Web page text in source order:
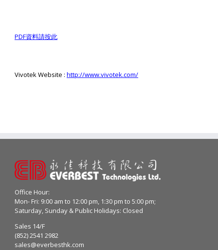
PDF資料請按此
Vivotek Website : http://www.vivotek.com/
Office Hour:
Mon- Fri: 9:00 am to 12:00 pm, 1:30 pm to 5:00 pm;
Saturday, Sunday & Public Holidays: Closed
Sales 14/F
(852) 2541 2982
sales@everbesthk.com